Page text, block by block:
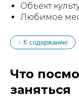
Объект
Любимое
↑ К содержанию
Что
заняться